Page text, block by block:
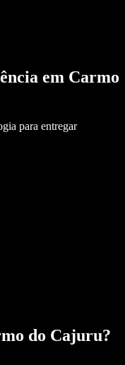
em Carmo
para entregar
do Cajuru?